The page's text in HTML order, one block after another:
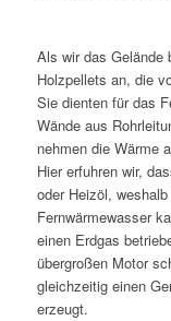
Als wir das Gelände
Holzpellets an, die
Sie dienten für das
Wände aus
nehmen die Wärme
Hier erfuhren wir,
oder Heizöl,
Fernwärmewasser
einen Erdgas
übergroßen Motor
gleichzeitig einen
erzeugt.